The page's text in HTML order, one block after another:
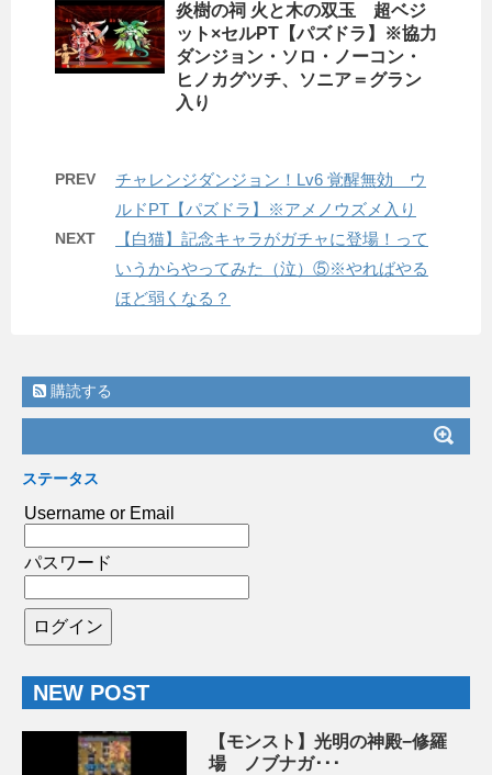
炎樹の祠 火と木の双玉 超ベジ
ット×セルPT【パズドラ】※協力
ダンジョン・ソロ・ノーコン・
ヒノカグツチ、ソニア＝グラン
入り
PREV
チャレンジダンジョン！Lv6 覚醒無効 ウ
ルドPT【パズドラ】※アメノウズメ入り
NEXT
【白猫】記念キャラがガチャに登場！って
いうからやってみた（泣）⑤※やればやる
ほど弱くなる？
購読する
ステータス
Username or Email
パスワード
NEW POST
【モンスト】光明の神殿−修羅
場 ノブナガ･･･